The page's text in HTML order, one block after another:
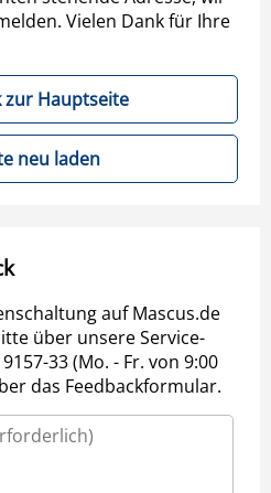
Vielen Dank für Ihre
zur Hauptseite
neu laden
auf Mascus.de
über unsere Service-
33 (Mo. - Fr. von 9:00
das Feedbackformular.